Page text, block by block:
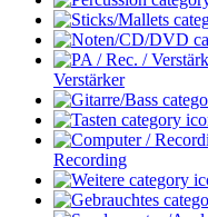
Verstärker
Recording